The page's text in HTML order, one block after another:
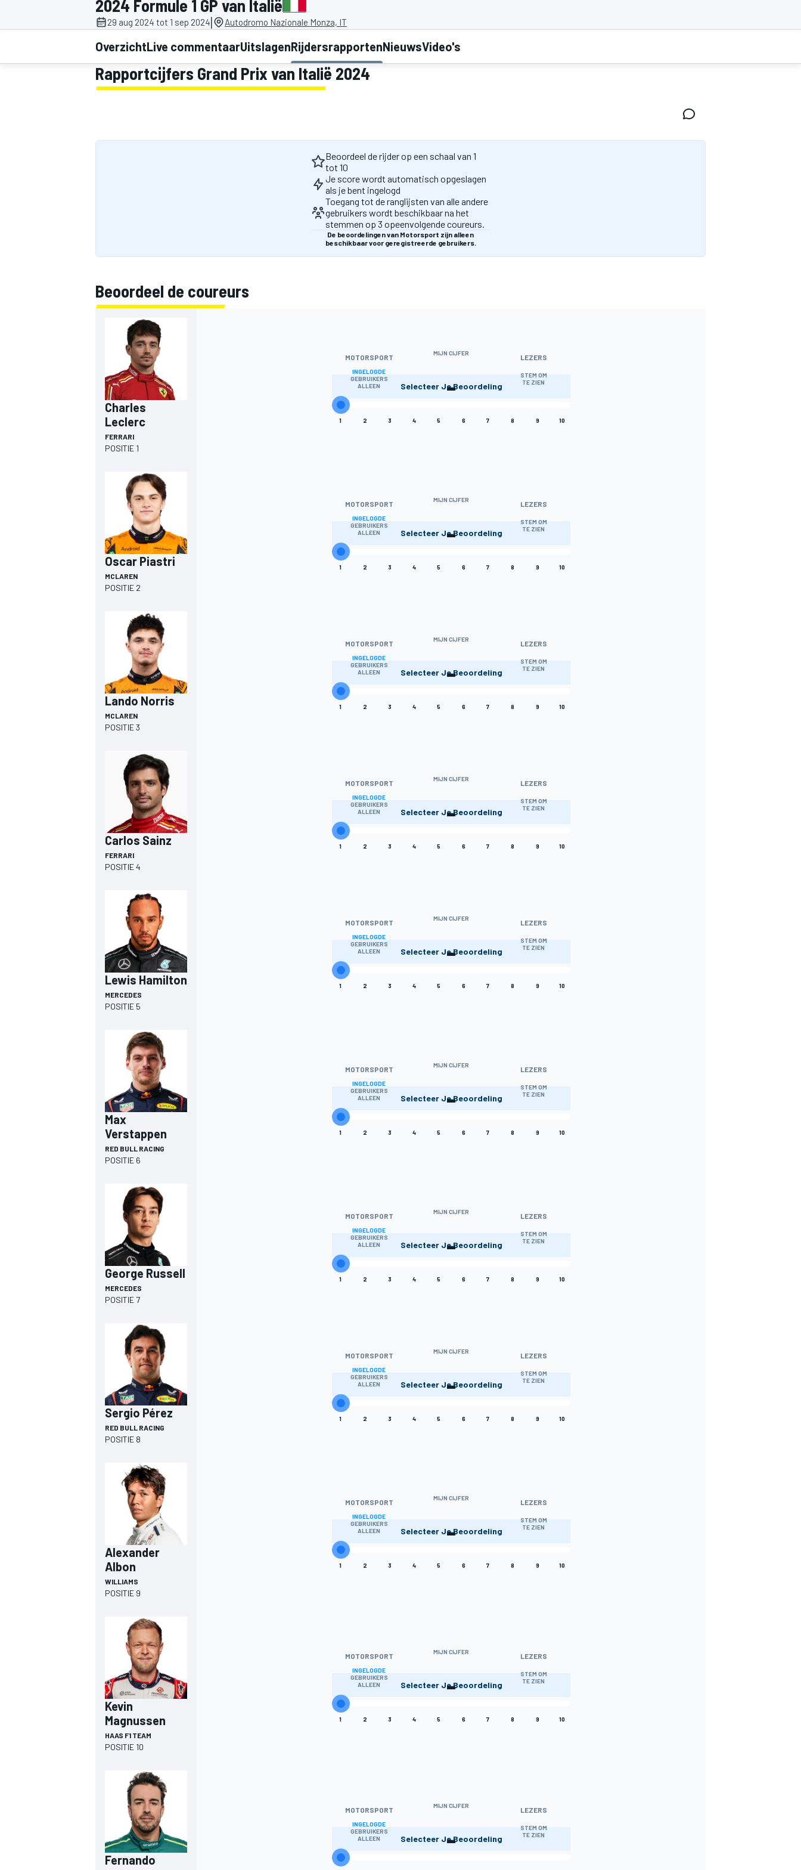
MEER RACEKLASSEN
2024 Formule 1 GP van Italië
29 aug 2024 tot 1 sep 2024| Autodromo Nazionale Monza, IT
OverzichtLive commentaarUitslagenRijdersrapportenNieuwsVideo's
Rapportcijfers Grand Prix van Italië 2024
Beoordeel de rijder op een schaal van 1
tot 10
Je score wordt automatisch opgeslagen
als je bent ingelogd
Toegang tot de ranglijsten van alle andere
gebruikers wordt beschikbaar na het
stemmen op 3 opeenvolgende coureurs.
De beoordelingen van Motorsport zijn alleen
beschikbaar voor geregistreerde gebruikers.
Beoordeel de coureurs
Charles
Leclerc
FERRARI
POSITIE 1
MOTORSPORT
INGELOGDE
GEBRUIKERS
ALLEEN
MIJN CIJFER
-
LEZERS
STEM OM
TE ZIEN
Selecteer Je Beoordeling
1 2 3 4 5 6 7 8 9 10
Oscar Piastri
MCLAREN
POSITIE 2
MOTORSPORT
INGELOGDE
GEBRUIKERS
ALLEEN
MIJN CIJFER
-
LEZERS
STEM OM
TE ZIEN
Selecteer Je Beoordeling
1 2 3 4 5 6 7 8 9 10
Lando Norris
MCLAREN
POSITIE 3
MOTORSPORT
INGELOGDE
GEBRUIKERS
ALLEEN
MIJN CIJFER
-
LEZERS
STEM OM
TE ZIEN
Selecteer Je Beoordeling
1 2 3 4 5 6 7 8 9 10
Carlos Sainz
FERRARI
POSITIE 4
MOTORSPORT
INGELOGDE
GEBRUIKERS
ALLEEN
MIJN CIJFER
-
LEZERS
STEM OM
TE ZIEN
Selecteer Je Beoordeling
1 2 3 4 5 6 7 8 9 10
Lewis Hamilton
MERCEDES
POSITIE 5
MOTORSPORT
INGELOGDE
GEBRUIKERS
ALLEEN
MIJN CIJFER
-
LEZERS
STEM OM
TE ZIEN
Selecteer Je Beoordeling
1 2 3 4 5 6 7 8 9 10
Max
Verstappen
RED BULL RACING
POSITIE 6
MOTORSPORT
INGELOGDE
GEBRUIKERS
ALLEEN
MIJN CIJFER
-
LEZERS
STEM OM
TE ZIEN
Selecteer Je Beoordeling
1 2 3 4 5 6 7 8 9 10
George Russell
MERCEDES
POSITIE 7
MOTORSPORT
INGELOGDE
GEBRUIKERS
ALLEEN
MIJN CIJFER
-
LEZERS
STEM OM
TE ZIEN
Selecteer Je Beoordeling
1 2 3 4 5 6 7 8 9 10
Sergio Pérez
RED BULL RACING
POSITIE 8
MOTORSPORT
INGELOGDE
GEBRUIKERS
ALLEEN
MIJN CIJFER
-
LEZERS
STEM OM
TE ZIEN
Selecteer Je Beoordeling
1 2 3 4 5 6 7 8 9 10
Alexander
Albon
WILLIAMS
POSITIE 9
MOTORSPORT
INGELOGDE
GEBRUIKERS
ALLEEN
MIJN CIJFER
-
LEZERS
STEM OM
TE ZIEN
Selecteer Je Beoordeling
1 2 3 4 5 6 7 8 9 10
Kevin
Magnussen
HAAS F1 TEAM
POSITIE 10
MOTORSPORT
INGELOGDE
GEBRUIKERS
ALLEEN
MIJN CIJFER
-
LEZERS
STEM OM
TE ZIEN
Selecteer Je Beoordeling
1 2 3 4 5 6 7 8 9 10
Fernando
MOTORSPORT
INGELOGDE
GEBRUIKERS
ALLEEN
MIJN CIJFER
-
LEZERS
STEM OM
TE ZIEN
Selecteer Je Beoordeling